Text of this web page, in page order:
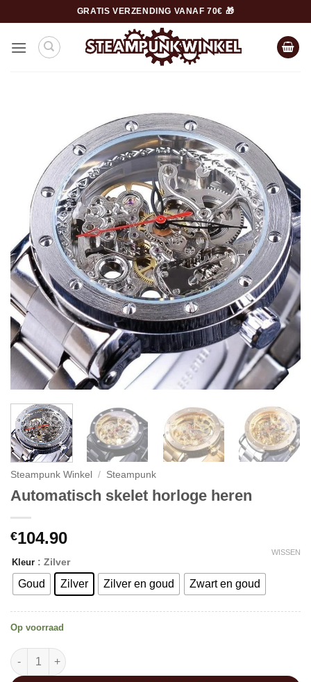
naar
inhoud
GRATIS VERZENDING VANAF 70€ 🎁
Steampunk Winkel / Steampunk
Automatisch skelet horloge heren
€104.90
Kleur : Zilver
Goud Zilver Zilver en goud Zwart en goud
WISSEN
Op voorraad
Automatisch skelet horloge heren aantal